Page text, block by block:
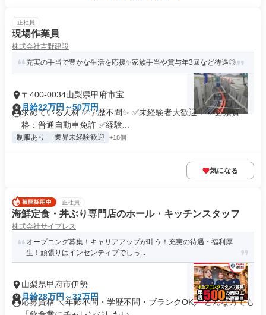
正社員
現場作業員
株式会社吉野建設
充実の手当で豊かな生活を応援✨家族手当や賞与年3回など待遇◎
〒400-0034山梨県甲府市宝
月給22万円～50万円
求めている人材 ✅学歴不問✨ ✅未経験者大歓迎！ ✅必須資
格：普通自動車免許 ✅経験...
制服あり 業界未経験歓迎 +18個
気になる
正社員
海鮮定食・丼ぶり専門店のホール・キッチンスタッフ
株式会社サイプレス
オープニング募集！キャリアアップが叶う！充実の待遇・福利厚
生！頑張りはインセンティブでしっ...
山梨県甲府市伊勢
月給28万円～32万円
応募資格 ＼年齢不問・学歴不問・ブランクOK／ どんな方でも